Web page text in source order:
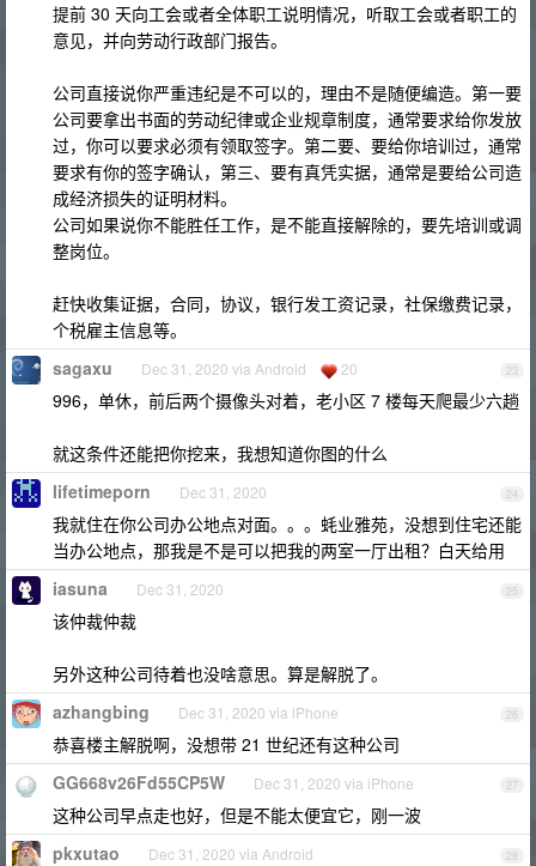
提前 30 天向工会或者全体职工说明情况，听取工会或者职工的
意见，并向劳动行政部门报告。
公司直接说你严重违纪是不可以的，理由不是随便编造。第一要
公司要拿出书面的劳动纪律或企业规章制度，通常要求给你发放
过，你可以要求必须有领取签字。第二要、要给你培训过，通常
要求有你的签字确认，第三、要有真凭实据，通常是要给公司造
成经济损失的证明材料。
公司如果说你不能胜任工作，是不能直接解除的，要先培训或调
整岗位。
赶快收集证据，合同，协议，银行发工资记录，社保缴费记录，
个税雇主信息等。
23
sagaxu Dec 31, 2020 via Android 20
996，单休，前后两个摄像头对着，老小区 7 楼每天爬最少六趟
就这条件还能把你挖来，我想知道你图的什么
24
lifetimeporn Dec 31, 2020
我就住在你公司办公地点对面。。。蚝业雅苑，没想到住宅还能
当办公地点，那我是不是可以把我的两室一厅出租？白天给用
25
iasuna Dec 31, 2020
该仲裁仲裁
另外这种公司待着也没啥意思。算是解脱了。
26
azhangbing Dec 31, 2020 via iPhone
恭喜楼主解脱啊，没想带 21 世纪还有这种公司
27
GG668v26Fd55CP5W Dec 31, 2020 via iPhone
这种公司早点走也好，但是不能太便宜它，刚一波
28
pkxutao Dec 31, 2020 via Android